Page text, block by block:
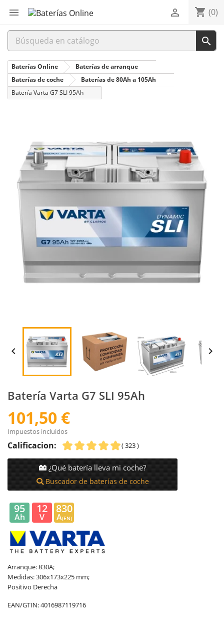
 shopping_cart (0)


Baterías Online
Baterías de arranque
Baterías de coche
Baterías de 80Ah a 105Ah
Batería Varta G7 SLI 95Ah
 
Batería Varta G7 SLI 95Ah
101,50 €
Impuestos incluidos
Calificacion: ( 323 )
¿Qué batería lleva mi coche?
Buscador de baterías de coche
95
Ah
12
V
830
A(EN)
Arranque: 830A;
Medidas: 306x173x225 mm;
Positivo Derecha
EAN/GTIN:4016987119716